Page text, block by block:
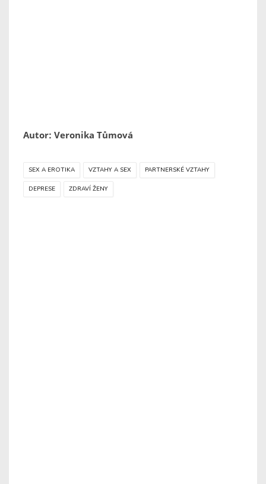
Autor: Veronika Tůmová
SEX A EROTIKA VZTAHY A SEX PARTNERSKÉ VZTAHY
DEPRESE ZDRAVÍ ŽENY